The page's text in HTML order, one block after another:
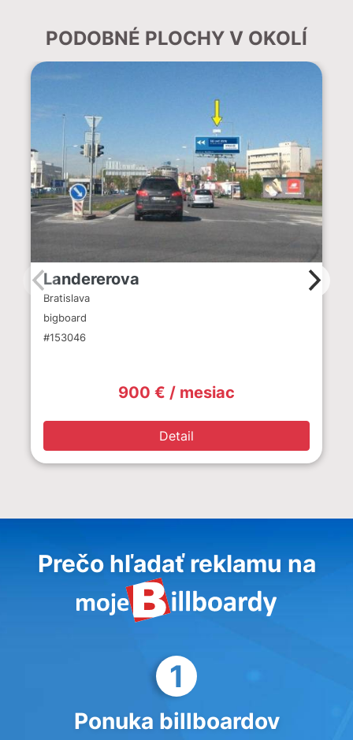
PODOBNÉ PLOCHY V OKOLÍ
Landererova
Bratislava
bigboard
#153046
900 € / mesiac
Detail
Prečo hľadať reklamu na
1
Ponuka billboardov